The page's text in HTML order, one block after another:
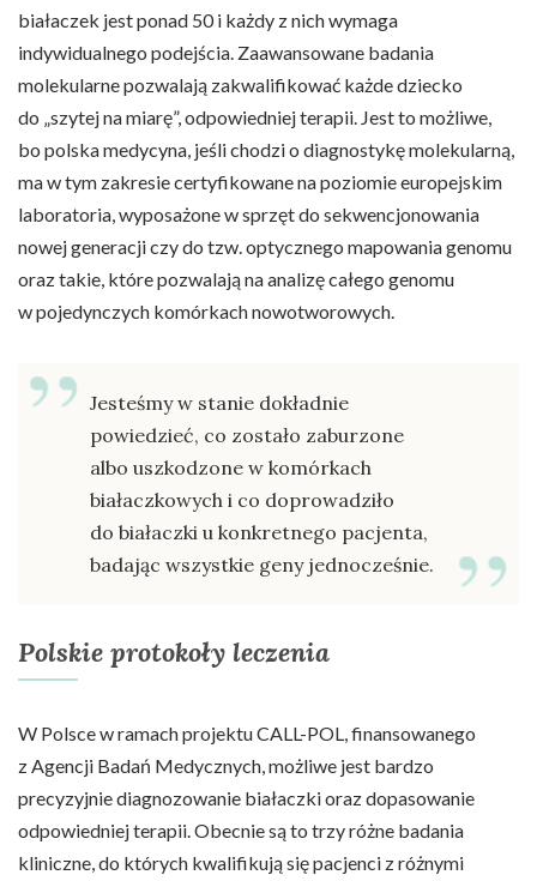
białaczek jest ponad 50 i każdy z nich wymaga
indywidualnego podejścia. Zaawansowane badania
molekularne pozwalają zakwalifikować każde dziecko
do „szytej na miarę”, odpowiedniej terapii. Jest to możliwe,
bo polska medycyna, jeśli chodzi o diagnostykę molekularną,
ma w tym zakresie certyfikowane na poziomie europejskim
laboratoria, wyposażone w sprzęt do sekwencjonowania
nowej generacji czy do tzw. optycznego mapowania genomu
oraz takie, które pozwalają na analizę całego genomu
w pojedynczych komórkach nowotworowych.
Jesteśmy w stanie dokładnie
powiedzieć, co zostało zaburzone
albo uszkodzone w komórkach
białaczkowych i co doprowadziło
do białaczki u konkretnego pacjenta,
badając wszystkie geny jednocześnie.
Polskie protokoły leczenia
W Polsce w ramach projektu CALL-POL, finansowanego
z Agencji Badań Medycznych, możliwe jest bardzo
precyzyjnie diagnozowanie białaczki oraz dopasowanie
odpowiedniej terapii. Obecnie są to trzy różne badania
kliniczne, do których kwalifikują się pacjenci z różnymi